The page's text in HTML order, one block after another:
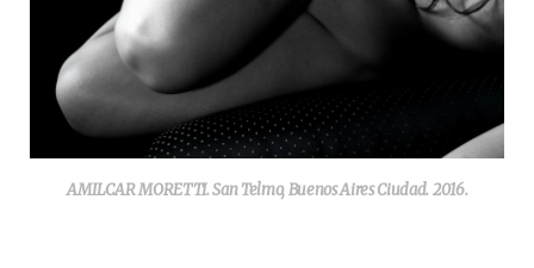
AMILCAR MORETTI. San Telmo, Buenos Aires Ciudad. 2016.